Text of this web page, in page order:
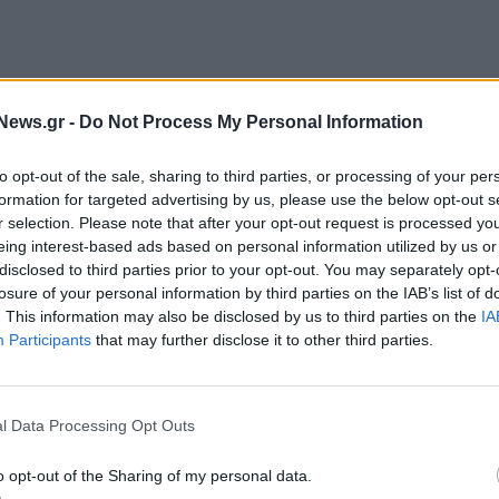
- Do Not Process My Personal Information
opt-out of the sale, sharing to third parties, or processing of your
for targeted advertising by us, please use the below opt-out
selection. Please note that after your opt-out request is processed
interest-based ads based on personal information utilized by us
to third parties prior to your opt-out. You may separately
of your personal information by third parties on the IAB’s list of
This information may also be disclosed by us to third parties on the
Participants that may further disclose it to other third parties.
Data Processing Opt Outs
opt-out of the Sharing of my personal data.
Πρόεδρος του Συνδέσμου, κ.Γιάννης Καντώρος , τα
εταιρειών-μελών. Στην ομιλία του, ο κ.
συνδετικού κρίκου μεταξύ Ελλάδας και
συνεργασίας, της καινοτομίας, της
διαρκώς μεταβαλλόμενο διεθνές περιβάλλον.